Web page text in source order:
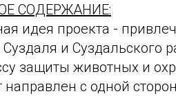
СОДЕРЖАНИЕ:
идея проекта -
Суздаля и Суздальского
защиты животных и
направлен с одной